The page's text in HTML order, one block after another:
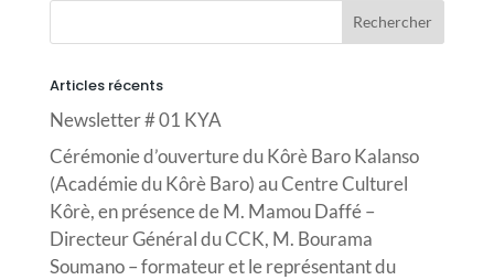
Articles récents
Newsletter # 01 KYA
Cérémonie d’ouverture du Kôrè Baro Kalanso
(Académie du Kôrè Baro) au Centre Culturel
Kôrè, en présence de M. Mamou Daffé –
Directeur Général du CCK, M. Bourama
Soumano – formateur et le représentant du